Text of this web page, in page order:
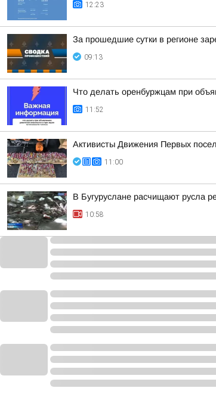
12:23
За прошедшие сутки в регионе
09:13
Что делать оренбуржцам при
11:52
Активисты Движения Первых
11:00
В Бугуруслане расчищают русла
10:58